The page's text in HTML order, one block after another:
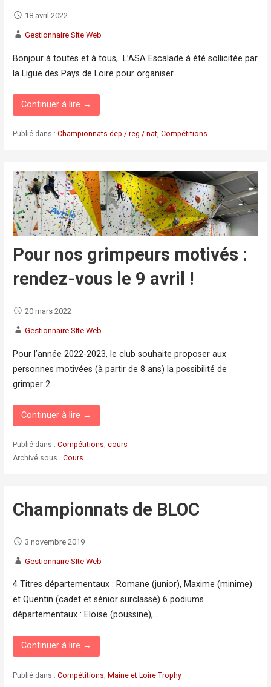
18 avril 2022
Gestionnaire SIte Web
Bonjour à toutes et à tous, L’ASA Escalade à été sollicitée par
la Ligue des Pays de Loire pour organiser…
Continuer à lire →
Publié dans : Championnats dep / reg / nat, Compétitions
Pour nos grimpeurs motivés :
rendez-vous le 9 avril !
20 mars 2022
Gestionnaire SIte Web
Pour l’année 2022-2023, le club souhaite proposer aux
personnes motivées (à partir de 8 ans) la possibilité de
grimper 2…
Continuer à lire →
Publié dans : Compétitions, cours
Archivé sous : Cours
Championnats de BLOC
3 novembre 2019
Gestionnaire SIte Web
4 Titres départementaux : Romane (junior), Maxime (minime)
et Quentin (cadet et sénior surclassé) 6 podiums
départementaux : Eloïse (poussine),…
Continuer à lire →
Publié dans : Compétitions Maine et Loire Trophy